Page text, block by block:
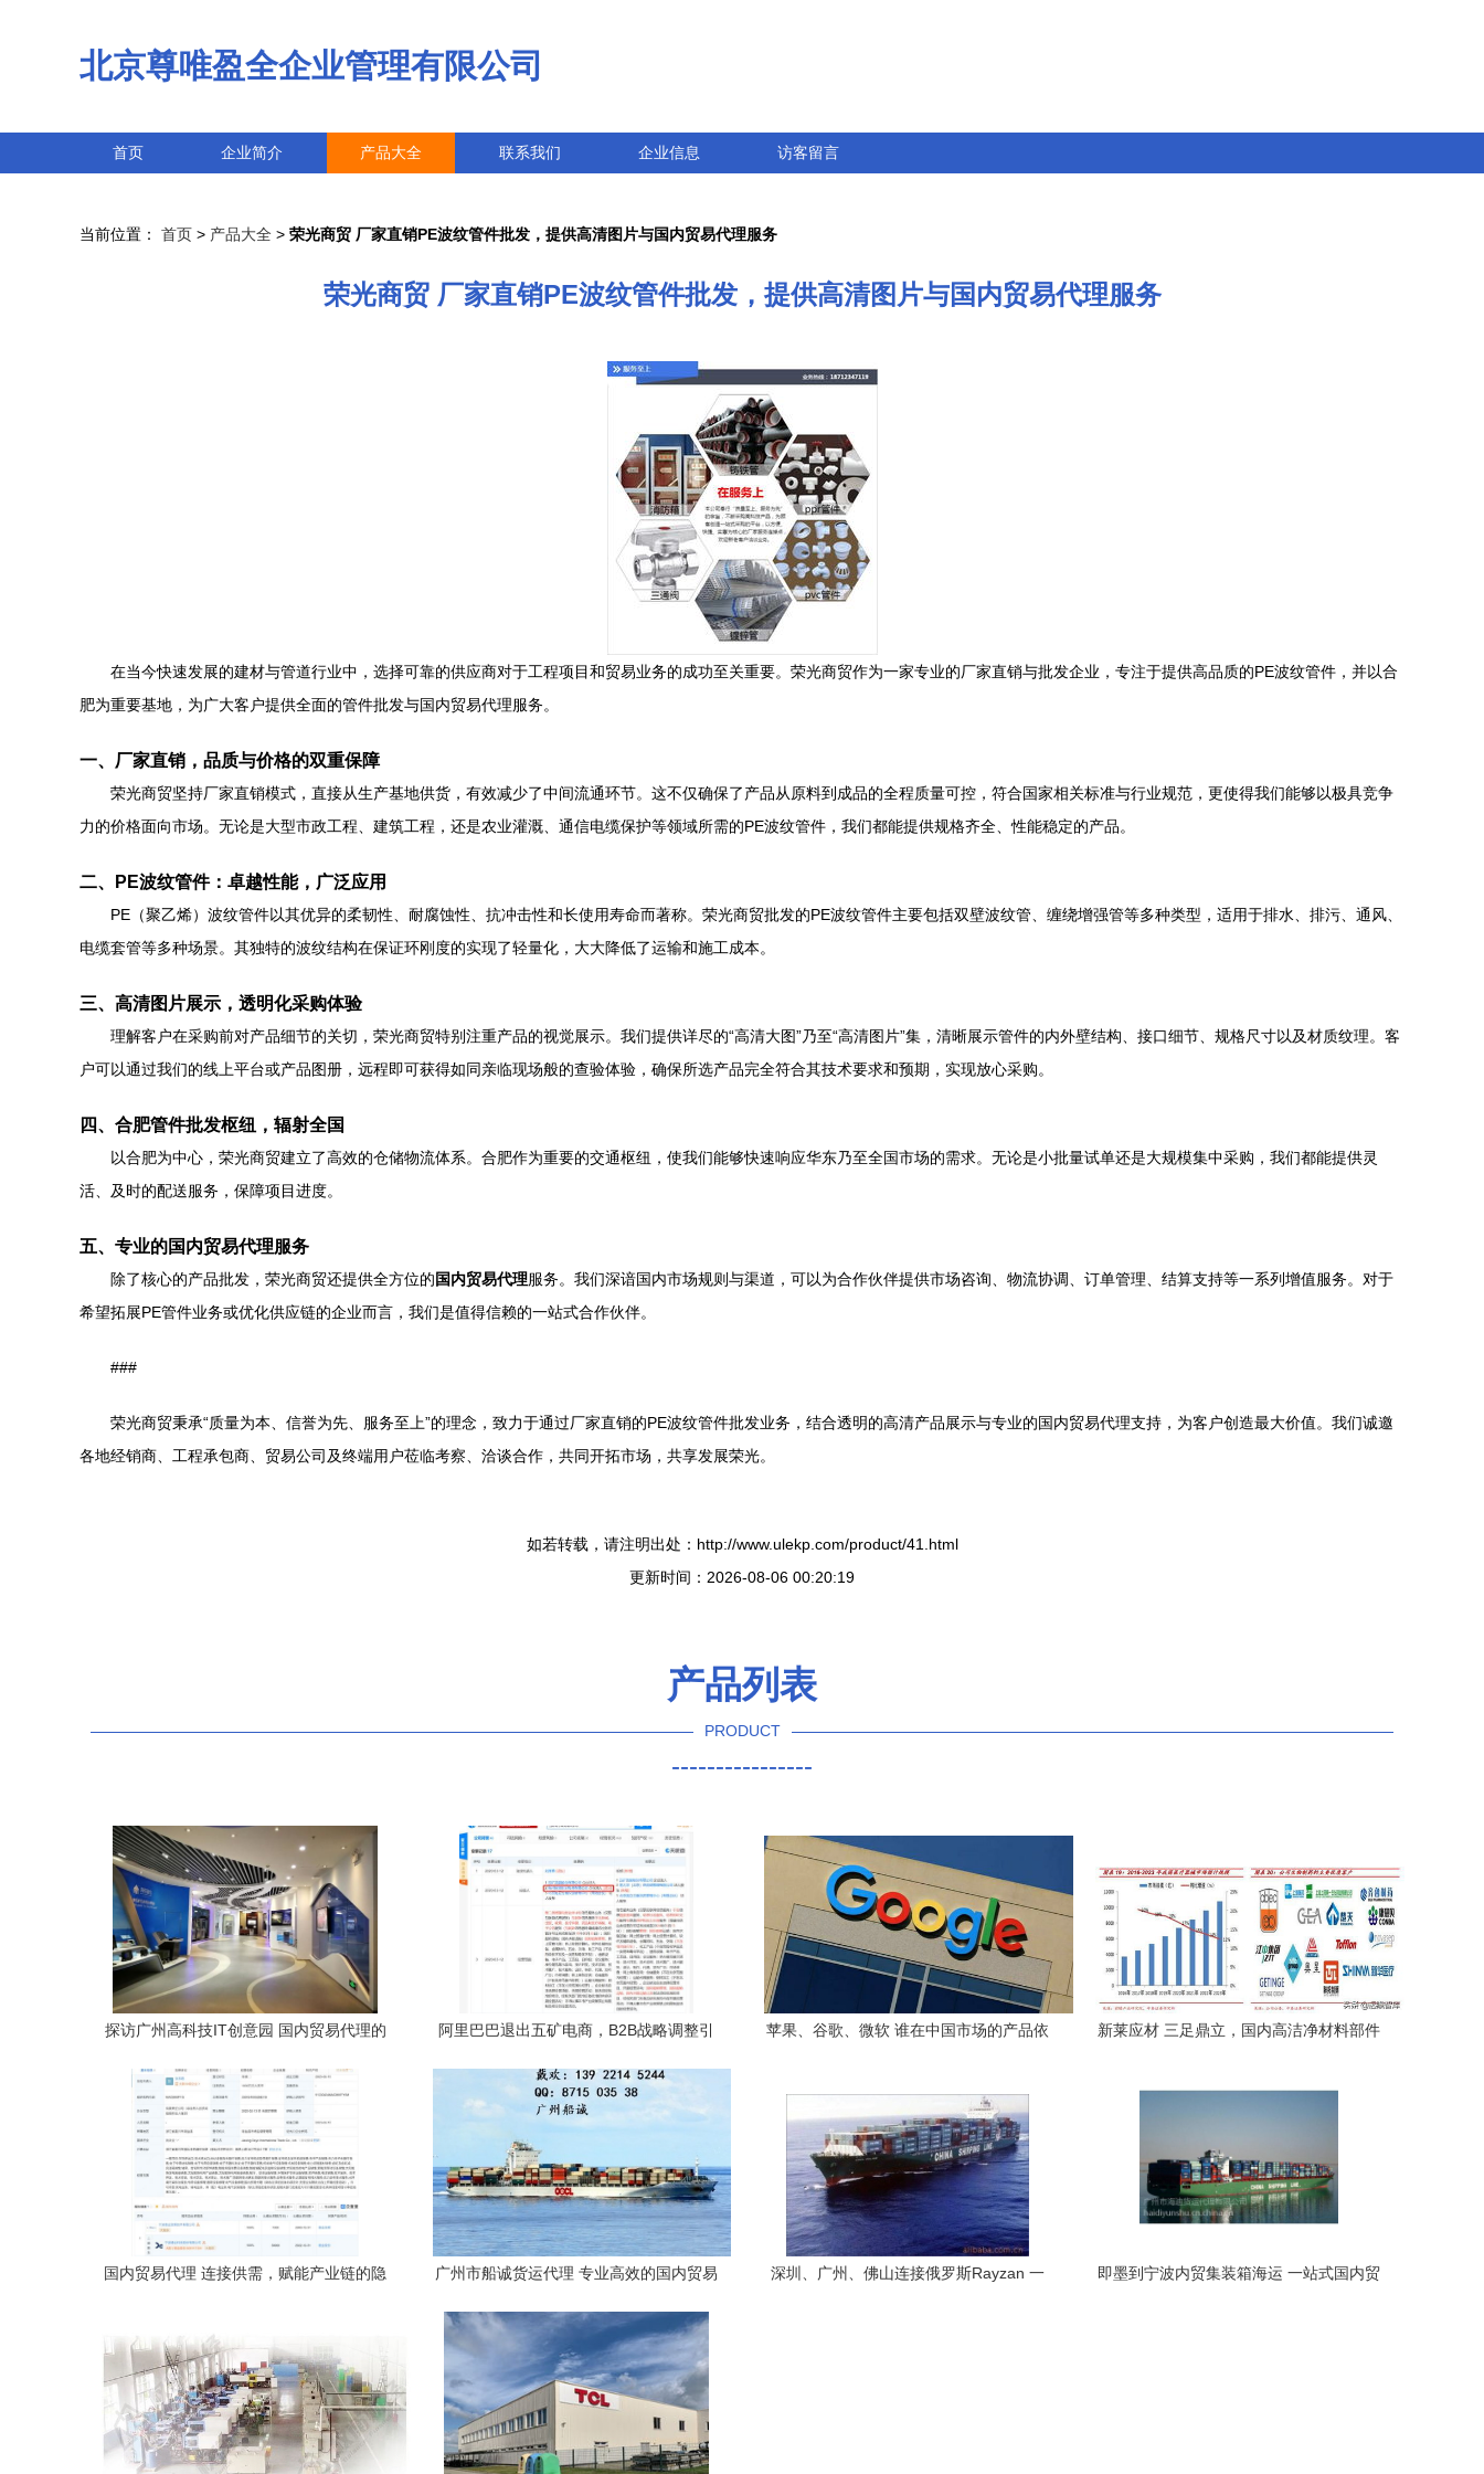
北京尊唯盈全企业管理有限公司
首页 企业简介 产品大全 联系我们 企业信息 访客留言
当前位置： 首页 > 产品大全 > 荣光商贸 厂家直销PE波纹管件批发，提供高清图片与国内贸易代理服务
荣光商贸 厂家直销PE波纹管件批发，提供高清图片与国内贸易代理服务
在当今快速发展的建材与管道行业中，选择可靠的供应商对于工程项目和贸易业务的成功至关重要。荣光商贸作为一家专业的厂家直销与批发企业，专注于提供高品质的PE波纹管件，并以合
肥为重要基地，为广大客户提供全面的管件批发与国内贸易代理服务。
一、厂家直销，品质与价格的双重保障
荣光商贸坚持厂家直销模式，直接从生产基地供货，有效减少了中间流通环节。这不仅确保了产品从原料到成品的全程质量可控，符合国家相关标准与行业规范，更使得我们能够以极具竞争
力的价格面向市场。无论是大型市政工程、建筑工程，还是农业灌溉、通信电缆保护等领域所需的PE波纹管件，我们都能提供规格齐全、性能稳定的产品。
二、PE波纹管件：卓越性能，广泛应用
PE（聚乙烯）波纹管件以其优异的柔韧性、耐腐蚀性、抗冲击性和长使用寿命而著称。荣光商贸批发的PE波纹管件主要包括双壁波纹管、缠绕增强管等多种类型，适用于排水、排污、通风、
电缆套管等多种场景。其独特的波纹结构在保证环刚度的实现了轻量化，大大降低了运输和施工成本。
三、高清图片展示，透明化采购体验
理解客户在采购前对产品细节的关切，荣光商贸特别注重产品的视觉展示。我们提供详尽的“高清大图”乃至“高清图片”集，清晰展示管件的内外壁结构、接口细节、规格尺寸以及材质纹理。客
户可以通过我们的线上平台或产品图册，远程即可获得如同亲临现场般的查验体验，确保所选产品完全符合其技术要求和预期，实现放心采购。
四、合肥管件批发枢纽，辐射全国
以合肥为中心，荣光商贸建立了高效的仓储物流体系。合肥作为重要的交通枢纽，使我们能够快速响应华东乃至全国市场的需求。无论是小批量试单还是大规模集中采购，我们都能提供灵
活、及时的配送服务，保障项目进度。
五、专业的国内贸易代理服务
除了核心的产品批发，荣光商贸还提供全方位的国内贸易代理服务。我们深谙国内市场规则与渠道，可以为合作伙伴提供市场咨询、物流协调、订单管理、结算支持等一系列增值服务。对于
希望拓展PE管件业务或优化供应链的企业而言，我们是值得信赖的一站式合作伙伴。
###
荣光商贸秉承“质量为本、信誉为先、服务至上”的理念，致力于通过厂家直销的PE波纹管件批发业务，结合透明的高清产品展示与专业的国内贸易代理支持，为客户创造最大价值。我们诚邀
各地经销商、工程承包商、贸易公司及终端用户莅临考察、洽谈合作，共同开拓市场，共享发展荣光。
如若转载，请注明出处：http://www.ulekp.com/product/41.html
更新时间：2026-08-06 00:20:19
产品列表
PRODUCT
----------------
探访广州高科技IT创意园 国内贸易代理的
阿里巴巴退出五矿电商，B2B战略调整引
苹果、谷歌、微软 谁在中国市场的产品依
新莱应材 三足鼎立，国内高洁净材料部件
国内贸易代理 连接供需，赋能产业链的隐
广州市船诚货运代理 专业高效的国内贸易
深圳、广州、佛山连接俄罗斯Rayzan 一
即墨到宁波内贸集装箱海运 一站式国内贸